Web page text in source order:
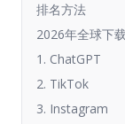
排名方法
2026年全球下
1. ChatGPT
2. TikTok
3. Instagram